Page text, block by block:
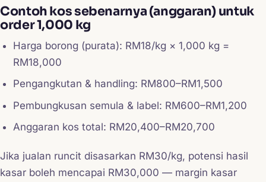
Contoh kos sebenarnya (anggaran) untuk
order 1,000 kg
Harga borong (purata): RM18/kg × 1,000 kg =
RM18,000
Pengangkutan & handling: RM800–RM1,500
Pembungkusan semula & label: RM600–RM1,200
Anggaran kos total: RM20,400–RM20,700
Jika jualan runcit disasarkan RM30/kg, potensi hasil
kasar boleh mencapai RM30,000 — margin kasar